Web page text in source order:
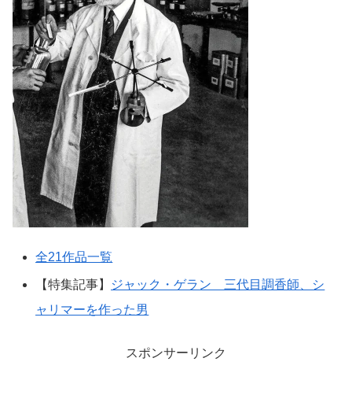
全21作品一覧
【特集記事】
ジャック・ゲラン 三代目調香師、シ
ャリマーを作った男
スポンサーリンク